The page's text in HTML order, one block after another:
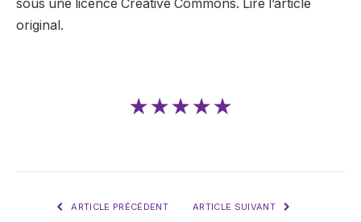
sous une licence Creative Commons. Lire l’article
original.
★★★★★
ARTICLE PRÉCÉDENT ARTICLE SUIVANT